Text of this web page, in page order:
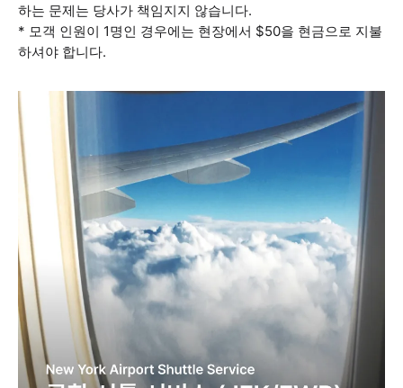
하는 문제는 당사가 책임지지 않습니다.
* 모객 인원이 1명인 경우에는 현장에서 $50을 현금으로 지불
하셔야 합니다.